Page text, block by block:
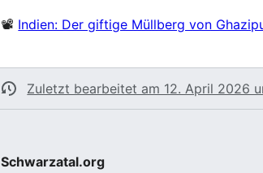
📽 Indien: Der giftige Müllberg von
Zuletzt bearbeitet am 12. April 2026
Schwarzatal.org